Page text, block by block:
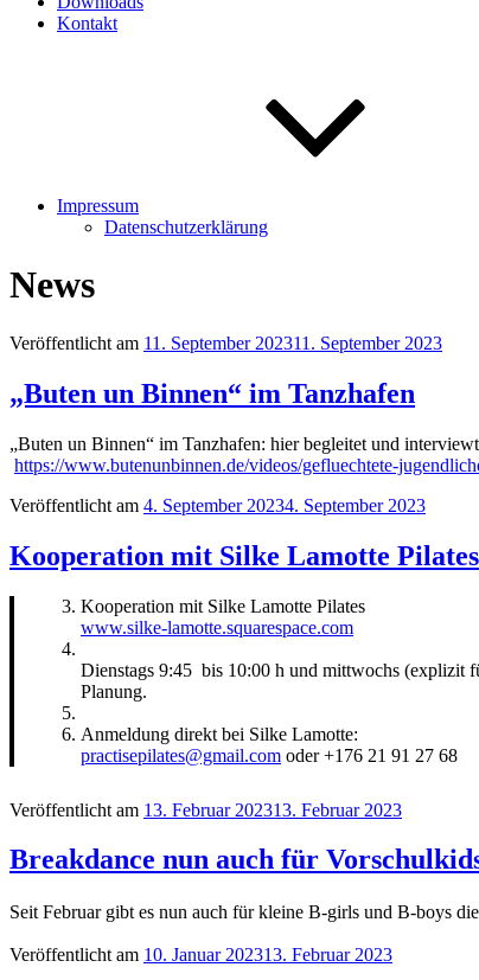
Kontakt
Impressum
Datenschutzerklärung
News
Veröffentlicht am 11. September 202311. September 2023
„Buten un Binnen“ im Tanzhafen
„Buten un Binnen“ im Tanzhafen: hier begleitet und
https://www.butenunbinnen.de/videos/gefluechtete-
Veröffentlicht am 4. September 20234. September 2023
Kooperation mit Silke Lamotte Pilates
Kooperation mit Silke Lamotte Pilates
www.silke-lamotte.squarespace.com
Dienstags 9:45 bis 10:00 h und mittwochs (explizit
Planung.
Anmeldung direkt bei Silke Lamotte:
practisepilates@gmail.com oder +176 21 91 27 68
Veröffentlicht am 13. Februar 202313. Februar 2023
Breakdance nun auch für
Seit Februar gibt es nun auch für kleine B-girls und B-boys
Veröffentlicht am 10. Januar 202313. Februar 2023